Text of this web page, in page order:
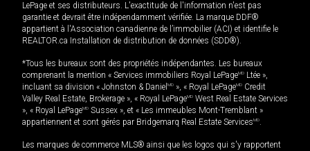
LePage et ses distributeurs. L'exactitude de l'information n'est pas
garantie et devrait être indépendamment vérifiée. La marque DDF®
appartient à l'Association canadienne de l’immobilier (ACI) et identifie le
REALTOR.ca Installation de distribution de données (SDD®).
*Tous les bureaux sont des propriétés indépendantes. Les bureaux
comprenant la mention « Services immobiliers Royal LePageMD Ltée »,
incluant sa division « Johnston & Daniel MD », « Royal LePageMD Credit
Valley Real Estate, Brokerage », « Royal LePageMD West Real Estate Services
», « Royal LePageMD Sussex », et « Les immeubles Mont-Tremblant »
appartiennent et sont gérés par Bridgemarq Real Estate ServicesMD.
Les marques de commerce MLS® ainsi que les logos qui s'y rapportent